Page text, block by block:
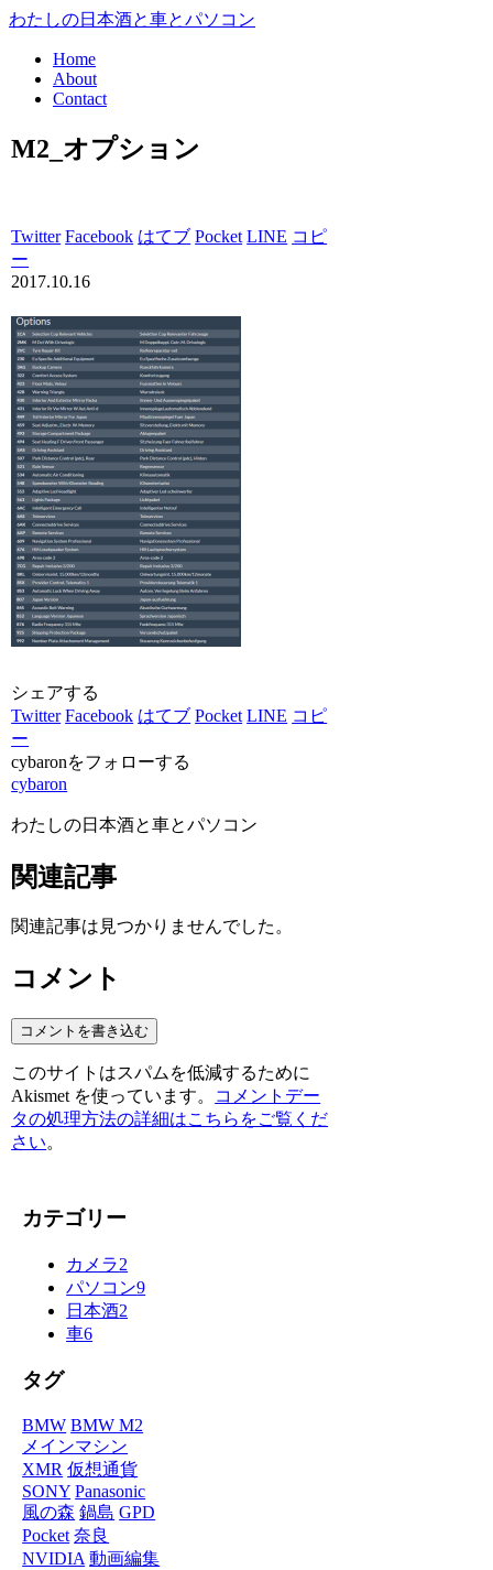
わたしの日本酒と車とパソコン
Home
About
Contact
M2_オプション
Twitter Facebook はてブ Pocket LINE コピ
ー
2017.10.16
シェアする
Twitter Facebook はてブ Pocket LINE コピ
ー
cybaronをフォローする
cybaron
わたしの日本酒と車とパソコン
関連記事
関連記事は見つかりませんでした。
コメント
コメントを書き込む
このサイトはスパムを低減するために
Akismet を使っています。
コメントデー
タの処理方法の詳細はこちらをご覧くだ
さい。
カテゴリー
カメラ2
パソコン9
日本酒2
車6
タグ
BMW BMW M2
メインマシン
XMR 仮想通貨
SONY Panasonic
風の森 鍋島 GPD
Pocket 奈良
NVIDIA 動画編集